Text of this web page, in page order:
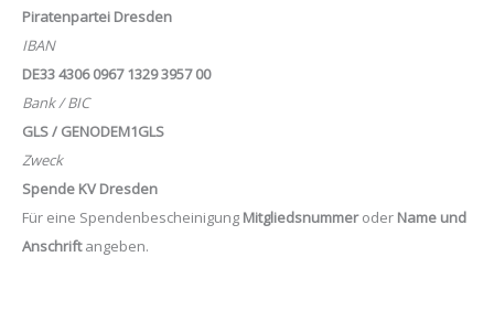
Piratenpartei Dresden
IBAN
DE33 4306 0967 1329 3957 00
Bank / BIC
GLS / GENODEM1GLS
Zweck
Spende KV Dresden
Für eine Spendenbescheinigung Mitgliedsnummeroder Name und
Anschriftangeben.